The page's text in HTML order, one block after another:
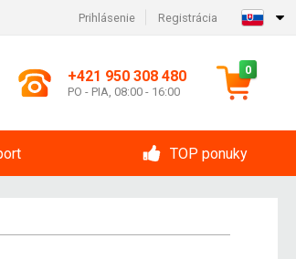
Prihlásenie Registrácia
+421 950 308 480
PO - PIA, 08:00 - 16:00
0
TOP ponuky